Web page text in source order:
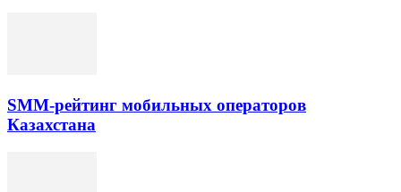
SMM-рейтинг мобильных операторов
Казахстана